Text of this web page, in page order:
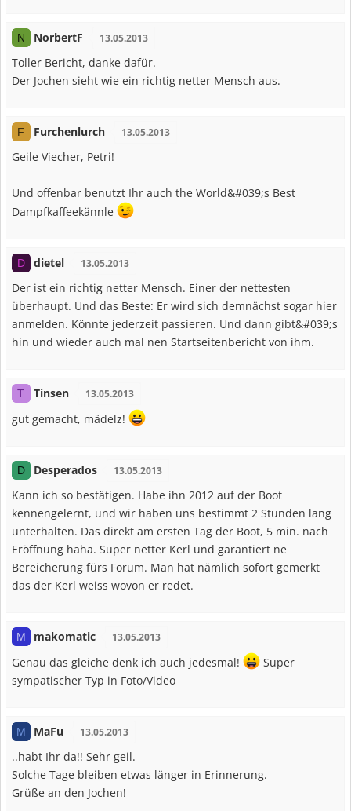
N NorbertF 13.05.2013
Toller Bericht, danke dafür.
Der Jochen sieht wie ein richtig netter Mensch aus.
F Furchenlurch 13.05.2013
Geile Viecher, Petri!
Und offenbar benutzt Ihr auch the World&#039;s Best
Dampfkaffeekännle
D dietel 13.05.2013
Der ist ein richtig netter Mensch. Einer der nettesten
überhaupt. Und das Beste: Er wird sich demnächst sogar hier
anmelden. Könnte jederzeit passieren. Und dann gibt&#039;s
hin und wieder auch mal nen Startseitenbericht von ihm.
T Tinsen 13.05.2013
gut gemacht, mädelz!
D Desperados 13.05.2013
Kann ich so bestätigen. Habe ihn 2012 auf der Boot
kennengelernt, und wir haben uns bestimmt 2 Stunden lang
unterhalten. Das direkt am ersten Tag der Boot, 5 min. nach
Eröffnung haha. Super netter Kerl und garantiert ne
Bereicherung fürs Forum. Man hat nämlich sofort gemerkt
das der Kerl weiss wovon er redet.
M makomatic 13.05.2013
Genau das gleiche denk ich auch jedesmal!
Super
sympatischer Typ in Foto/Video
M MaFu 13.05.2013
..habt Ihr da!! Sehr geil.
Solche Tage bleiben etwas länger in Erinnerung.
Grüße an den Jochen!